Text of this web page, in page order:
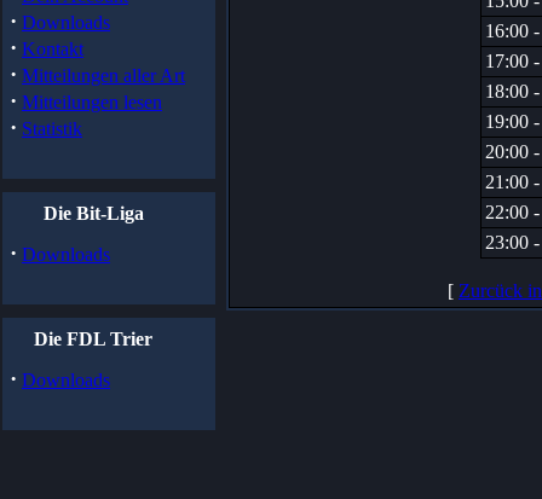
· Downloads
· Kontakt
· Mitteilungen aller Art
· Mitteilungen lesen
· Statistik
Die Bit-Liga
· Downloads
Die FDL Trier
· Downloads
16:00
17:00
18:00
19:00
20:00
21:00
22:00
23:00
[ Zurcück